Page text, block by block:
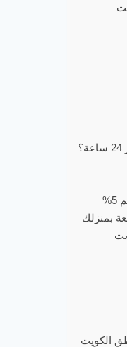
بمنزلك
الكويت